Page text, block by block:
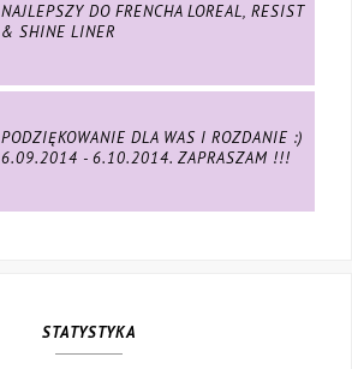
NAJLEPSZY DO FRENCHA LOREAL, RESIST
& SHINE LINER
PODZIĘKOWANIE DLA WAS I ROZDANIE :)
6.09.2014 - 6.10.2014. ZAPRASZAM !!!
STATYSTYKA